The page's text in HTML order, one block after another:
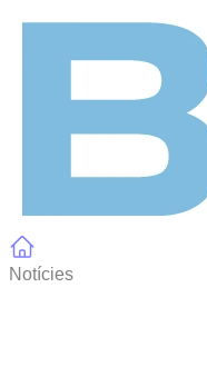
Notícies